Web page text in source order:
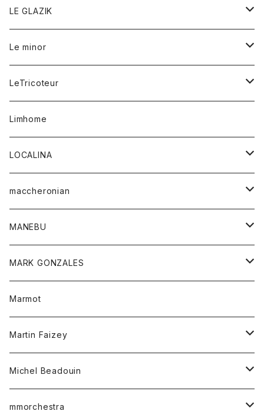
マフラー
リング
バンダナ
タンクトップ
Tシャツ
ベスト
ポロシャツ
ロングスリーブTシャツ
ショートパンツ
アウター
カーディガン
セーター
チュニック
ショートパンツ
オーバーオール
シャツ
ワンピース
ワンピース
スウェット
アウター
Tシャツ
LE GLAZIK
レディース
コート
シャツ
ワンピース
Tシャツ
Le minor
ボトム
スカート
パンツ
レディース
アウター
カットソー
トップス
シャツ
LeTricoteur
カーディガン
Limhome
LOCALINA
ロングスリーブテーシャツ
maccheronian
靴
MANEBU
靴
MARK GONZALES
トップス
Tシャツ
Marmot
Martin Faizey
ベルト
Michel Beadouin
トップス
mmorchestra